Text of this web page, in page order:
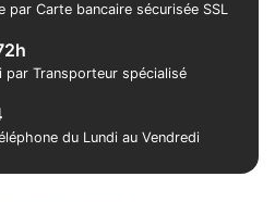
par Carte bancaire sécurisée SSL
par Transporteur spécialisé
du Lundi au Vendredi